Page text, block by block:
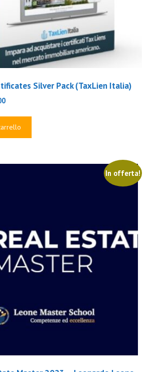
Silver Pack (TaxLien Italia)
Il
è:
In offerta!